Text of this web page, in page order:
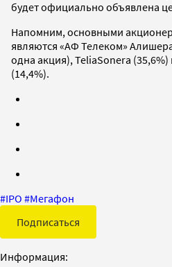
будет официально объявлена
Напомним, основными
являются «АФ Телеком»
одна акция), TeliaSonera
(14,4%).
#IPO #Мегафон
Подписаться
Информация: